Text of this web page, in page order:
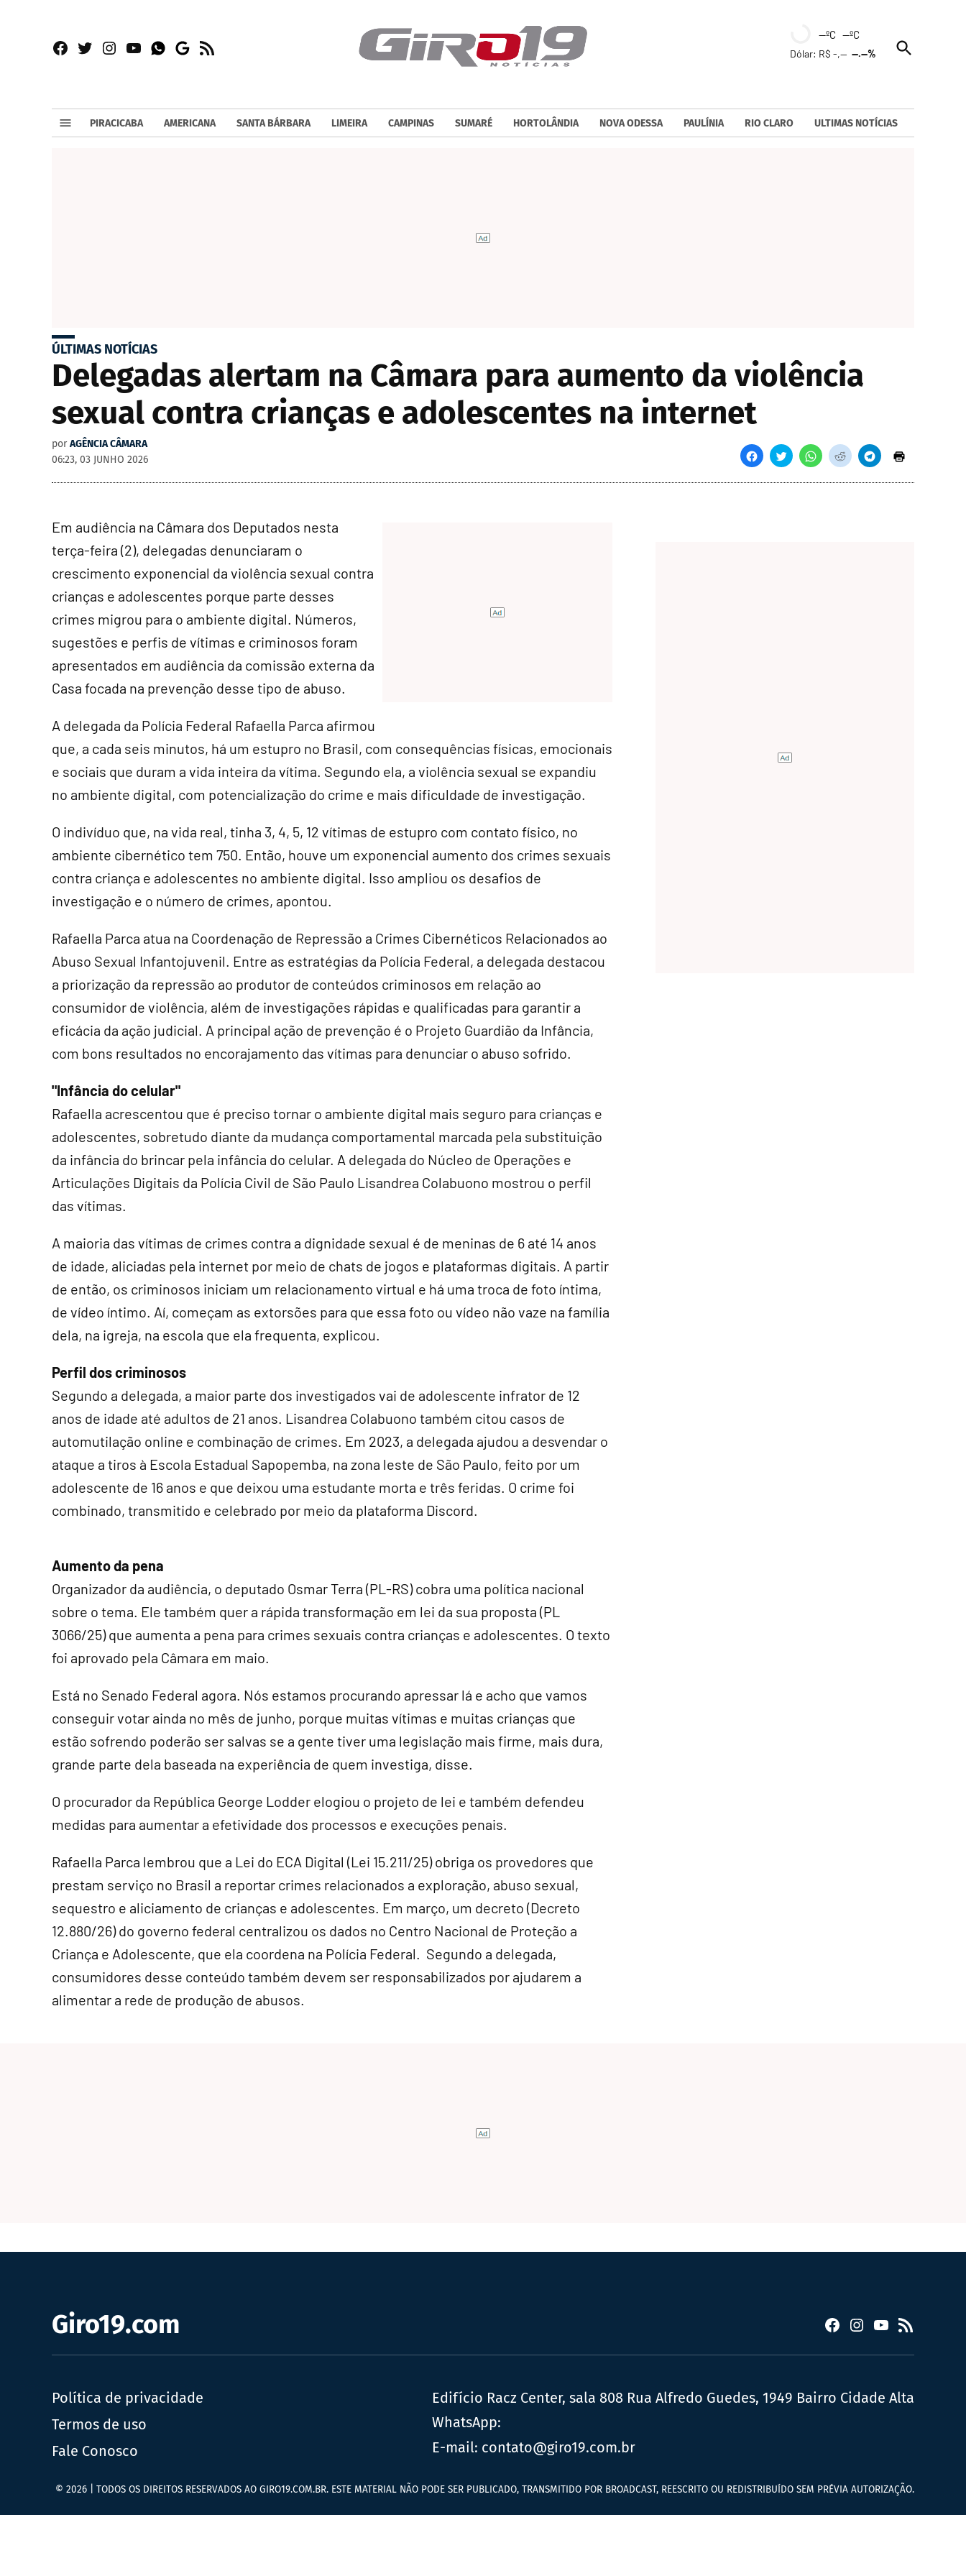
Facebook
TwitterInstagram
YouTubeWhatsapp
Google
RSS
--ºC --ºC
Dólar: R$ -,----.--%
Open
Search
PIRACICABA AMERICANA SANTA BÁRBARA LIMEIRA CAMPINAS SUMARÉ HORTOLÂNDIA NOVA ODESSA PAULÍNIA RIO CLARO ULTIMAS NOTÍCIAS
ÚLTIMAS NOTÍCIAS
Delegadas alertam na Câmara para aumento da violência
sexual contra crianças e adolescentes na internet
por AGÊNCIA CÂMARA
06:23, 03 JUNHO 2026
Em audiência na Câmara dos Deputados nesta
terça-feira (2), delegadas denunciaram o
crescimento exponencial da violência sexual contra
crianças e adolescentes porque parte desses
crimes migrou para o ambiente digital. Números,
sugestões e perfis de vítimas e criminosos foram
apresentados em audiência da comissão externa da
Casa focada na prevenção desse tipo de abuso.
A delegada da Polícia Federal Rafaella Parca afirmou
que, a cada seis minutos, há um estupro no Brasil, com consequências físicas, emocionais
e sociais que duram a vida inteira da vítima. Segundo ela, a violência sexual se expandiu
no ambiente digital, com potencialização do crime e mais dificuldade de investigação.
O indivíduo que, na vida real, tinha 3, 4, 5, 12 vítimas de estupro com contato físico, no
ambiente cibernético tem 750. Então, houve um exponencial aumento dos crimes sexuais
contra criança e adolescentes no ambiente digital. Isso ampliou os desafios de
investigação e o número de crimes, apontou.
Rafaella Parca atua na Coordenação de Repressão a Crimes Cibernéticos Relacionados ao
Abuso Sexual Infantojuvenil. Entre as estratégias da Polícia Federal, a delegada destacou
a priorização da repressão ao produtor de conteúdos criminosos em relação ao
consumidor de violência, além de investigações rápidas e qualificadas para garantir a
eficácia da ação judicial. A principal ação de prevenção é o Projeto Guardião da Infância,
com bons resultados no encorajamento das vítimas para denunciar o abuso sofrido.
"Infância do celular"
Rafaella acrescentou que é preciso tornar o ambiente digital mais seguro para crianças e
adolescentes, sobretudo diante da mudança comportamental marcada pela substituição
da infância do brincar pela infância do celular. A delegada do Núcleo de Operações e
Articulações Digitais da Polícia Civil de São Paulo Lisandrea Colabuono mostrou o perfil
das vítimas.
A maioria das vítimas de crimes contra a dignidade sexual é de meninas de 6 até 14 anos
de idade, aliciadas pela internet por meio de chats de jogos e plataformas digitais. A partir
de então, os criminosos iniciam um relacionamento virtual e há uma troca de foto íntima,
de vídeo íntimo. Aí, começam as extorsões para que essa foto ou vídeo não vaze na família
dela, na igreja, na escola que ela frequenta, explicou.
Perfil dos criminosos
Segundo a delegada, a maior parte dos investigados vai de adolescente infrator de 12
anos de idade até adultos de 21 anos. Lisandrea Colabuono também citou casos de
automutilação online e combinação de crimes. Em 2023, a delegada ajudou a desvendar o
ataque a tiros à Escola Estadual Sapopemba, na zona leste de São Paulo, feito por um
adolescente de 16 anos e que deixou uma estudante morta e três feridas. O crime foi
combinado, transmitido e celebrado por meio da plataforma Discord.
Aumento da pena
Organizador da audiência, o deputado Osmar Terra (PL-RS) cobra uma política nacional
sobre o tema. Ele também quer a rápida transformação em lei da sua proposta (PL
3066/25) que aumenta a pena para crimes sexuais contra crianças e adolescentes. O texto
foi aprovado pela Câmara em maio.
Está no Senado Federal agora. Nós estamos procurando apressar lá e acho que vamos
conseguir votar ainda no mês de junho, porque muitas vítimas e muitas crianças que
estão sofrendo poderão ser salvas se a gente tiver uma legislação mais firme, mais dura,
grande parte dela baseada na experiência de quem investiga, disse.
O procurador da República George Lodder elogiou o projeto de lei e também defendeu
medidas para aumentar a efetividade dos processos e execuções penais.
Rafaella Parca lembrou que a Lei do ECA Digital (Lei 15.211/25) obriga os provedores que
prestam serviço no Brasil a reportar crimes relacionados a exploração, abuso sexual,
sequestro e aliciamento de crianças e adolescentes. Em março, um decreto (Decreto
12.880/26) do governo federal centralizou os dados no Centro Nacional de Proteção a
Criança e Adolescente, que ela coordena na Polícia Federal. Segundo a delegada,
consumidores desse conteúdo também devem ser responsabilizados por ajudarem a
alimentar a rede de produção de abusos.
Giro19.com Facebook
Instagram
YouTube
RSS
Política de privacidade
Termos de uso
Fale Conosco
Edifício Racz Center, sala 808 Rua Alfredo Guedes, 1949 Bairro Cidade Alta
WhatsApp:
E-mail: contato@giro19.com.br
© 2026 | TODOS OS DIREITOS RESERVADOS AO GIRO19.COM.BR. ESTE MATERIAL NÃO PODE SER PUBLICADO, TRANSMITIDO POR BROADCAST, REESCRITO OU REDISTRIBUÍDO SEM PRÉVIA AUTORIZAÇÃO.